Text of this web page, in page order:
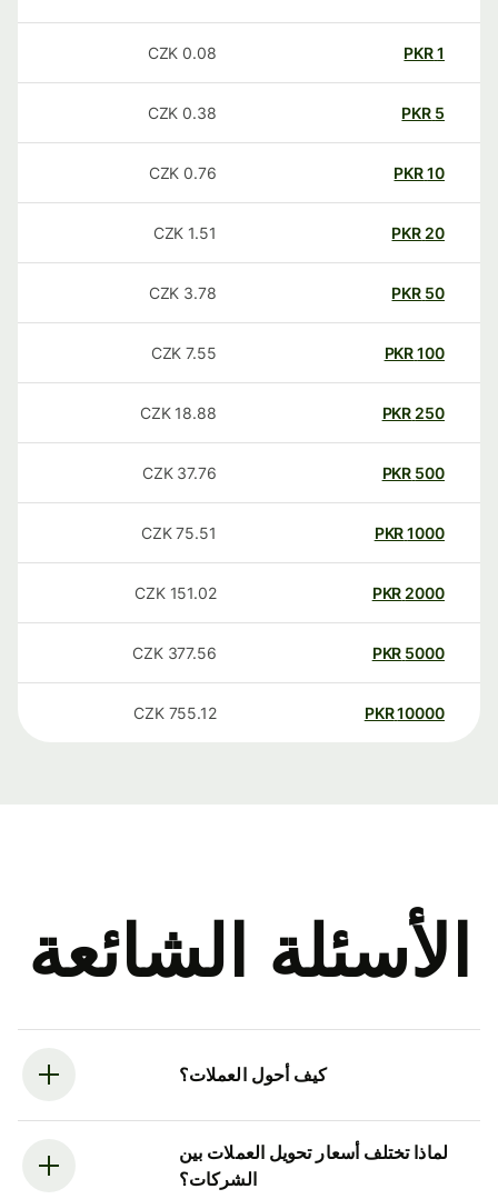
PKR
0.08
CZK
PKR
0.38
CZK
PKR
0.76
CZK
20
PKR
1.51
CZK
50
PKR
3.78
CZK
100
PKR
7.55
CZK
250
PKR
18.88
CZK
500
PKR
37.76
CZK
1000
PKR
75.51
CZK
2000
PKR
151.02
CZK
5000
PKR
377.56
CZK
10000
PKR
755.12
CZK
الأسئلة الشائعة
كيف أحول العملات؟
لماذا تختلف أسعار تحويل العملات بين
الشركات؟